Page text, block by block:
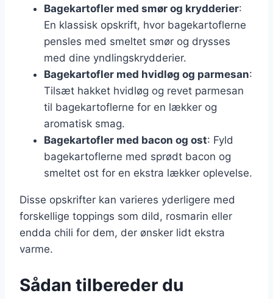
Bagekartofler med smør og krydderier:
En klassisk opskrift, hvor bagekartoflerne
pensles med smeltet smør og drysses
med dine yndlingskrydderier.
Bagekartofler med hvidløg og parmesan:
Tilsæt hakket hvidløg og revet parmesan
til bagekartoflerne for en lækker og
aromatisk smag.
Bagekartofler med bacon og ost: Fyld
bagekartoflerne med sprødt bacon og
smeltet ost for en ekstra lækker oplevelse.
Disse opskrifter kan varieres yderligere med
forskellige toppings som dild, rosmarin eller
endda chili for dem, der ønsker lidt ekstra
varme.
Sådan tilbereder du